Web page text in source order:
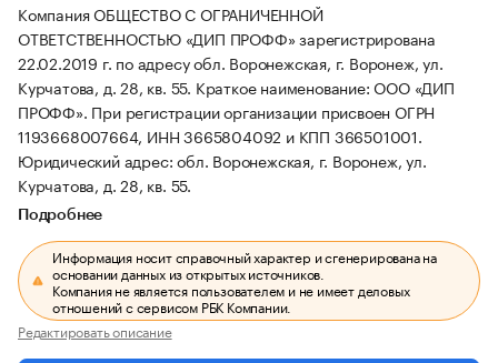
Компания ОБЩЕСТВО С ОГРАНИЧЕННОЙ
ОТВЕТСТВЕННОСТЬЮ «ДИП ПРОФФ» зарегистрирована
22.02.2019 г. по адресу обл. Воронежская, г. Воронеж, ул.
Курчатова, д. 28, кв. 55. Краткое наименование: ООО «ДИП
ПРОФФ». При регистрации организации присвоен ОГРН
1193668007664, ИНН 3665804092 и КПП 366501001.
Юридический адрес: обл. Воронежская, г. Воронеж, ул.
Курчатова, д. 28, кв. 55.
Подробнее
Информация носит справочный характер и сгенерирована на
основании данных из открытых источников.
Компания не является пользователем и не имеет деловых
отношений с сервисом РБК Компании.
Редактировать описание